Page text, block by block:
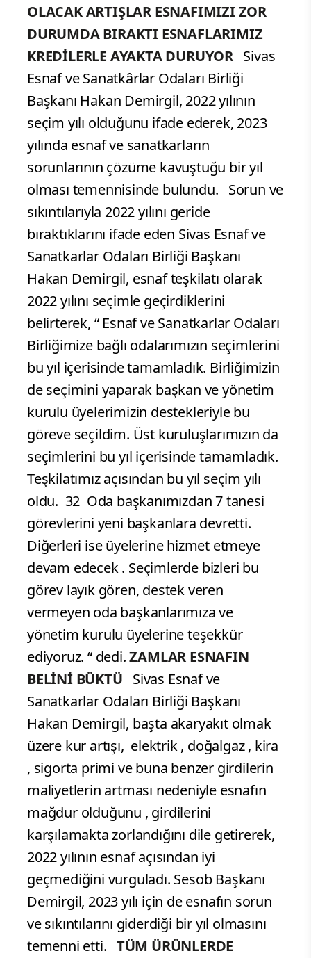
OLACAKARTIŞLAR ESNAFIMIZI ZOR
DURUMDA BIRAKTI ESNAFLARIMIZ
KREDİLERLE AYAKTA DURUYOR Sivas
Esnaf ve Sanatkârlar Odaları Birliği
Başkanı Hakan Demirgil, 2022 yılının
seçim yılı olduğunu ifade ederek, 2023
yılında esnaf ve sanatkarların
sorunlarının çözüme kavuştuğu bir yıl
olması temennisinde bulundu. Sorun ve
sıkıntılarıyla 2022 yılını geride
bıraktıklarını ifade eden Sivas Esnaf ve
Sanatkarlar Odaları Birliği Başkanı
Hakan Demirgil, esnaf teşkilatı olarak
2022 yılını seçimle geçirdiklerini
belirterek, “ Esnaf ve Sanatkarlar Odaları
Birliğimize bağlı odalarımızın seçimlerini
bu yıl içerisinde tamamladık. Birliğimizin
de seçimini yaparak başkan ve yönetim
kurulu üyelerimizin destekleriyle bu
göreve seçildim. Üst kuruluşlarımızın da
seçimlerini bu yıl içerisinde tamamladık.
Teşkilatımız açısından bu yıl seçim yılı
oldu. 32 Oda başkanımızdan 7 tanesi
görevlerini yeni başkanlara devretti.
Diğerleri ise üyelerine hizmet etmeye
devam edecek . Seçimlerde bizleri bu
görev layık gören, destek veren
vermeyen oda başkanlarımıza ve
yönetim kurulu üyelerine teşekkür
ediyoruz. “ dedi.ZAMLAR ESNAFIN
BELİNİ BÜKTÜ Sivas Esnaf ve
Sanatkarlar Odaları Birliği Başkanı
Hakan Demirgil, başta akaryakıt olmak
üzere kur artışı, elektrik , doğalgaz , kira
, sigorta primi ve buna benzer girdilerin
maliyetlerin artması nedeniyle esnafın
mağdur olduğunu , girdilerini
karşılamakta zorlandığını dile getirerek,
2022 yılının esnaf açısından iyi
geçmediğini vurguladı. Sesob Başkanı
Demirgil, 2023 yılı için de esnafın sorun
ve sıkıntılarını giderdiği bir yıl olmasını
temenni etti. TÜM ÜRÜNLERDE